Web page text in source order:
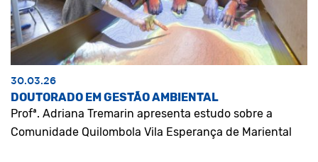
30.03.26
DOUTORADO EM GESTÃO AMBIENTAL
Profª. Adriana Tremarin apresenta estudo sobre a
Comunidade Quilombola Vila Esperança de Mariental